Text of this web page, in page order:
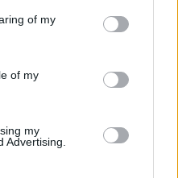
of my
of my
my
Advertising.